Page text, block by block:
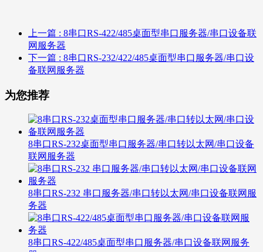
上一篇 : 8串口RS-422/485桌面型串口服务器/串口设备联
网服务器
下一篇 : 8串口RS-232/422/485桌面型串口服务器/串口设
备联网服务器
为您推荐
8串口RS-232桌面型串口服务器/串口转以太网/串口设备
联网服务器
8串口RS-232 串口服务器/串口转以太网/串口设备联网服
务器
8串口RS-422/485桌面型串口服务器/串口设备联网服务